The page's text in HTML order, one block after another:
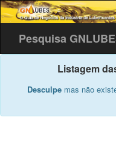
Pesquisa
Listagem
Desculpe mas não